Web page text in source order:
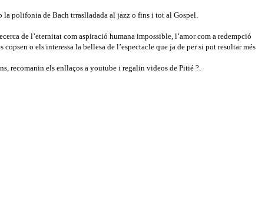
la polifonia de Bach trraslladada al jazz o fins i tot al Gospel.
de l’eternitat com aspiració humana impossible, l’amor com a redempció
o els interessa la bellesa de l’espectacle que ja de per si pot resultar més
recomanin els enllaços a youtube i regalin videos de Pitié ?.